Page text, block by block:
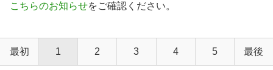
こちらのお知らせをご確認ください。
最初 1 2 3 4 5 最後